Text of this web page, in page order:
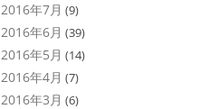
2016年7月 (9)
2016年6月 (39)
2016年5月 (14)
2016年4月 (7)
2016年3月 (6)